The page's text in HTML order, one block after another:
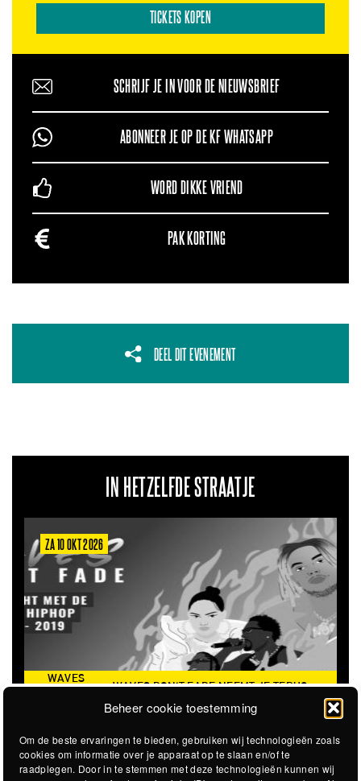
Beheer cookie toestemming
Om de beste ervaringen te bieden, gebruiken wij technologieën zoals
cookies om informatie over je apparaat op te slaan en/of te
raadplegen. Door in te stemmen met deze technologieën kunnen wij
TICKETS KOPEN
SCHRIJF JE IN VOOR DE NIEUWSBRIEF
ABONNEER JE OP DE KF WHATSAPP
WORD DIKKE VRIEND
PAK KORTING
DEEL DIT EVENEMENT
IN HETZELFDE STRAATJE
ZA 10 OKT 2026
WAVES
WAVES DON'T FADE NEEMT JE TERUG
NAAR DE ICONISCHE ZOMER VAN 2016